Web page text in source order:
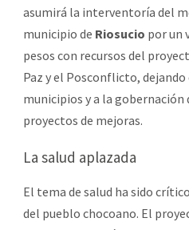
asumirá la interventoría del
municipio de Riosucio por un
pesos con recursos del
Paz y el Posconflicto,
municipios y a la gobernación
proyectos de mejoras.
La salud aplazada
El tema de salud ha sido
del pueblo chocoano. El